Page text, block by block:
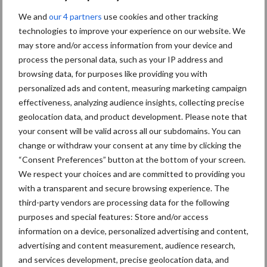
We and our 4 partners use cookies and other tracking
technologies to improve your experience on our website. We
may store and/or access information from your device and
process the personal data, such as your IP address and
browsing data, for purposes like providing you with
personalized ads and content, measuring marketing campaign
effectiveness, analyzing audience insights, collecting precise
geolocation data, and product development. Please note that
your consent will be valid across all our subdomains. You can
change or withdraw your consent at any time by clicking the
“Consent Preferences” button at the bottom of your screen.
We respect your choices and are committed to providing you
with a transparent and secure browsing experience. The
third-party vendors are processing data for the following
purposes and special features: Store and/or access
information on a device, personalized advertising and content,
advertising and content measurement, audience research,
and services development, precise geolocation data, and
Tien praktische tips voor
een langere levensduur
“Vraag naar praktische
hygieneoplossingen is in
Polen groter dan ooit”
Drie Franse bedrijven over
de grens van 14.000
kilogram melk